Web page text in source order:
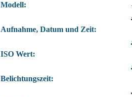
Modell:
Aufnahme, Datum und Zeit:
ISO Wert:
Belichtungszeit: